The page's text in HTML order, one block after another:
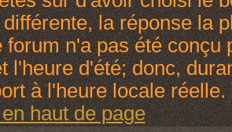
la réponse la
forum n'a pas été
l'heure d'été; donc,
à l'heure locale réelle.
haut de page